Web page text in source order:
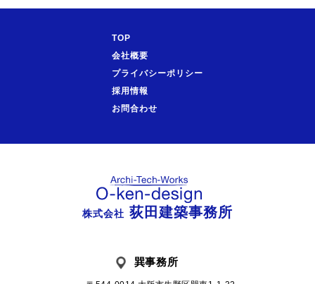
TOP
会社概要
プライバシーポリシー
採用情報
お問合わせ
株式会社 荻田建築事務所
巽事務所